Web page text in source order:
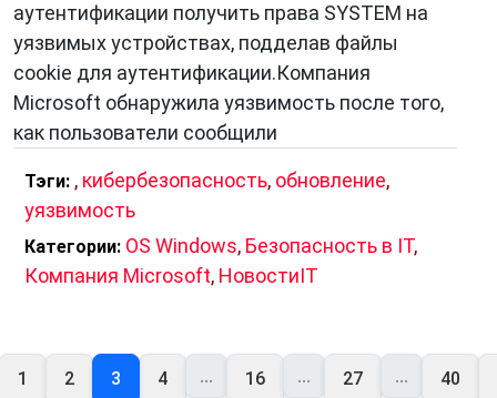
аутентификации получить права SYSTEM на
уязвимых устройствах, подделав файлы
cookie для аутентификации.Компания
Microsoft обнаружила уязвимость после того,
как пользователи сообщили
Тэги: , кибербезопасность, обновление,
уязвимость
Категории: OS Windows, Безопасность в IT,
Компания Microsoft, НовостиIT
1 2 3 4 ... 16 ... 27 ... 40